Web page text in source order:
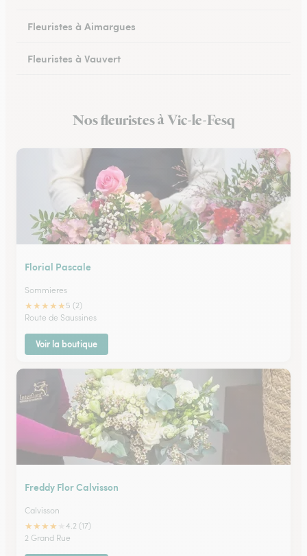
Fleuristes à Aimargues
Fleuristes à Vauvert
Fleuristes à Salindres
Nos fleuristes à Vic-le-Fesq
Florial Pascale
Sommieres
★★★★★ 5 (2)
Route de Saussines
Voir la boutique
Freddy Flor Calvisson
Calvisson
★★★★
4.2 (17)
2 Grand Rue